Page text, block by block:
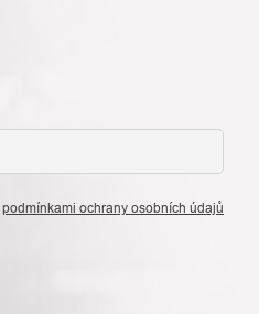
podmínkami ochrany osobních údajů